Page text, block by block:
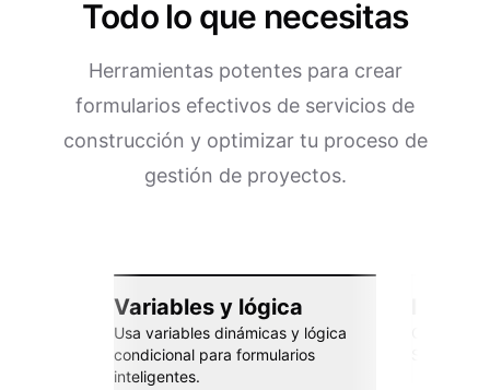
Todo lo que necesitas
Herramientas potentes para crear
formularios efectivos de servicios de
construcción y optimizar tu proceso de
gestión de proyectos.
Variables y lógica
Usa variables dinámicas y lógica
condicional para formularios
inteligentes.